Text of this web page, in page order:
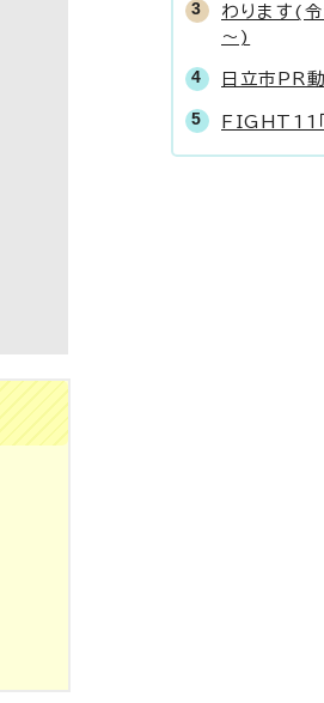
わります(
～)
日立市PR
FIGHT11「